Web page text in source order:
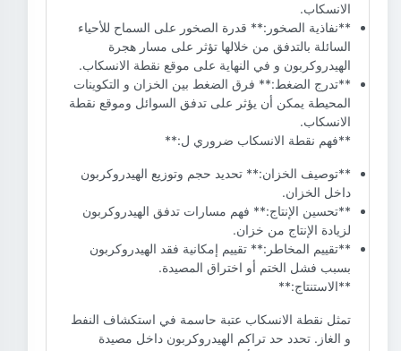
الانسكاب.
**نفاذية الصخور:** قدرة الصخور على السماح للأحياء
السائلة بالتدفق من خلالها تؤثر على مسار هجرة
الهيدروكربون و في النهاية على موقع نقطة الانسكاب.
**تدرج الضغط:** فرق الضغط بين الخزان و التكوينات
المحيطة يمكن أن يؤثر على تدفق السوائل وموقع نقطة
الانسكاب.
**فهم نقطة الانسكاب ضروري ل:**
**توصيف الخزان:** تحديد حجم وتوزيع الهيدروكربون
داخل الخزان.
**تحسين الإنتاج:** فهم مسارات تدفق الهيدروكربون
لزيادة الإنتاج من خزان.
**تقييم المخاطر:** تقييم إمكانية فقد الهيدروكربون
بسبب فشل الختم أو اختراق المصيدة.
**الاستنتاج:**
تمثل نقطة الانسكاب عتبة حاسمة في استكشاف النفط
و الغاز. تحدد حد تراكم الهيدروكربون داخل مصيدة